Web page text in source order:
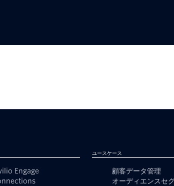
Engage
ユースケース
顧客データ管理
オーディエンスセ